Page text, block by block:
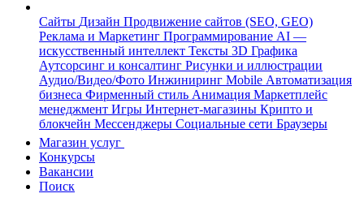
Сайты Дизайн Продвижение сайтов (SEO, GEO)
Реклама и Маркетинг Программирование AI —
искусственный интеллект Тексты 3D Графика
Аутсорсинг и консалтинг Рисунки и иллюстрации
Аудио/Видео/Фото Инжиниринг Mobile Автоматизация
бизнеса Фирменный стиль Анимация Маркетплейс
менеджмент Игры Интернет-магазины Крипто и
блокчейн Мессенджеры Социальные сети Браузеры
Магазин услуг
Конкурсы
Вакансии
Поиск